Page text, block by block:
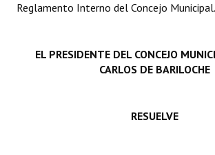
INSTITUCIONAL
Reglamento Interno del Concejo Municipal.
EL PRESIDENTE DEL CONCEJO
CARLOS DE BARILOCHE
RESUELVE